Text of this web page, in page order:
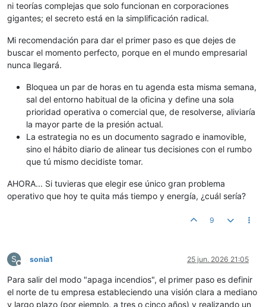
ni teorías complejas que solo funcionan en corporaciones
gigantes; el secreto está en la simplificación radical.
Mi recomendación para dar el primer paso es que dejes de
buscar el momento perfecto, porque en el mundo empresarial
nunca llegará.
Bloquea un par de horas en tu agenda esta misma semana,
sal del entorno habitual de la oficina y define una sola
prioridad operativa o comercial que, de resolverse, aliviaría
la mayor parte de la presión actual.
La estrategia no es un documento sagrado e inamovible,
sino el hábito diario de alinear tus decisiones con el rumbo
que tú mismo decidiste tomar.
AHORA... Si tuvieras que elegir ese único gran problema
operativo que hoy te quita más tiempo y energía, ¿cuál sería?
9
S
Desconectado
sonia1 25 jun. 2026 21:05
Para salir del modo "apaga incendios", el primer paso es definir
el norte de tu empresa estableciendo una visión clara a mediano
y largo plazo (por ejemplo, a tres o cinco años) y realizando un